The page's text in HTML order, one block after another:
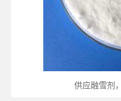
供应融雪剂